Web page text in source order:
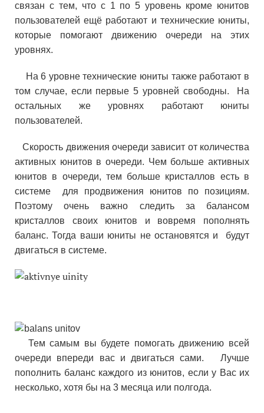
связан с тем, что с 1 по 5 уровень кроме юнитов
пользователей ещё работают и технические юниты,
которые помогают движению очереди на этих
уровнях.
На 6 уровне технические юниты также работают в
том случае, если первые 5 уровней свободны. На
остальных же уровнях работают юниты
пользователей.
Скорость движения очереди зависит от количества
активных юнитов в очереди. Чем больше активных
юнитов в очереди, тем больше кристаллов есть в
системе для продвижения юнитов по позициям.
Поэтому очень важно следить за балансом
кристаллов своих юнитов и вовремя пополнять
баланс. Тогда ваши юниты не остановятся и будут
двигаться в системе.
Тем самым вы будете помогать движению всей
очереди впереди вас и двигаться сами. Лучше
пополнить баланс каждого из юнитов, если у Вас их
несколько, хотя бы на 3 месяца или полгода.